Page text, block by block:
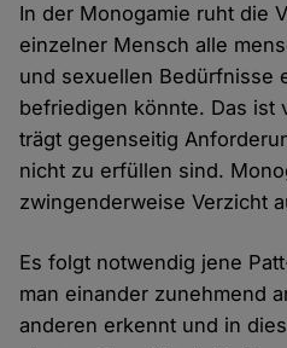
In der Monogamie ruht die
einzelner Mensch alle
und sexuellen Bedürfnisse
befriedigen könnte. Das ist
trägt gegenseitig
nicht zu erfüllen sind.
zwingenderweise Verzicht
Es folgt notwendig jene
man einander zunehmend
anderen erkennt und in